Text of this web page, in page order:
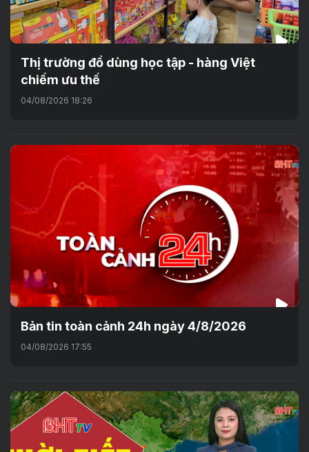
Thị trường đồ dùng học tập - hàng Việt
chiếm ưu thế
04/08/2026 18:26
Bản tin toàn cảnh 24h ngày 4/8/2026
04/08/2026 17:55